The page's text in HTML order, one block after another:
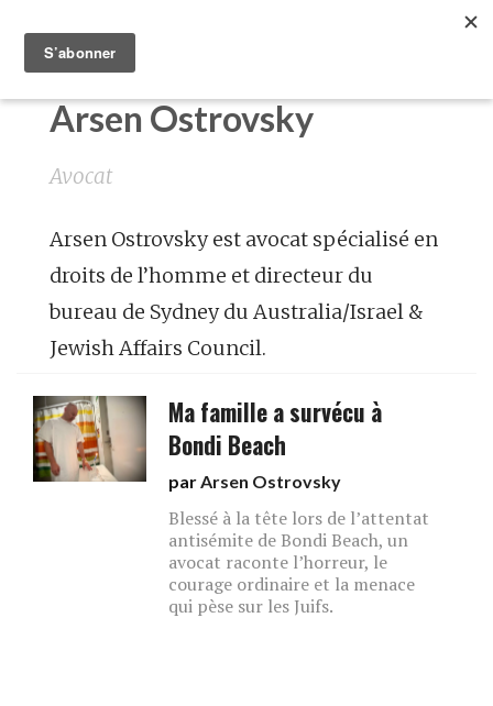
Arsen Ostrovsky
Avocat
Arsen Ostrovsky est avocat spécialisé en
droits de l’homme et directeur du
bureau de Sydney du Australia/Israel &
Jewish Affairs Council.
Ma famille a survécu à
Bondi Beach
parArsen Ostrovsky
Blessé à la tête lors de l’attentat
antisémite de Bondi Beach, un
avocat raconte l’horreur, le
courage ordinaire et la menace
qui pèse sur les Juifs.